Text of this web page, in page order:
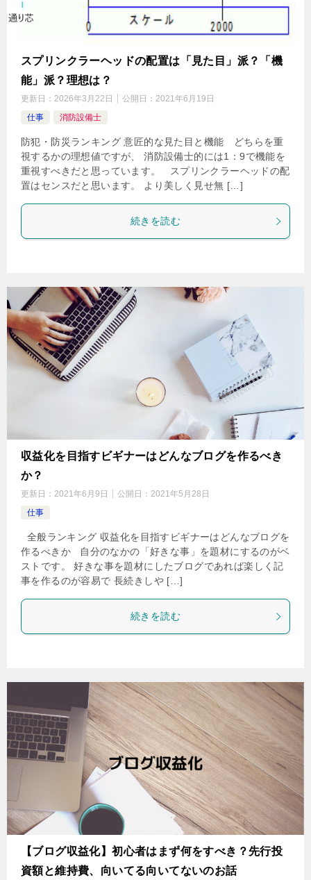
スプリンクラーヘッドの配置は「見た目」派？「機
能」派？理想は？
更新日： 2026年3月22日 公開日： 2021年6月19日
仕事
消防設備士
防犯・防災ランキング 意匠的な見た目と機能 どちらを重
視するかの理想値ですが、 消防設備士的には1：9で機能を
重視すべきだと思っています。 スプリンクラーヘッドの配
置はセンスだと思います。 より美しく見せ無 […]
続きを読む
収益化を目指すビギナーはどんなブログを作るべき
か？
更新日： 2021年6月9日 公開日： 2021年5月28日
仕事
全般ランキング 収益化を目指すビギナーはどんなブログを
作るべきか 自分のなかの「好きな事」を題材にするのがベ
ストです。 好きな事を題材にしたブログであれば楽しく記
事を作るのが容易で 長続きしや […]
続きを読む
【ブログ収益化】初心者はまず何をすべき？先行投
資額と維持費、向いてる向いてないのお話